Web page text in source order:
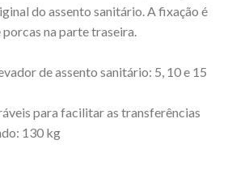
do assento sanitário. A fixação é
na parte traseira.
de assento sanitário: 5, 10 e 15
​​para facilitar as transferências
130 kg